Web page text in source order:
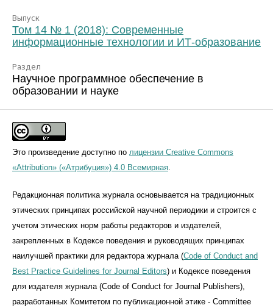
Выпуск
Том 14 № 1 (2018): Современные
информационные технологии и ИТ-образование
Раздел
Научное программное обеспечение в
образовании и науке
Это произведение доступно по лицензии Creative Commons
«Attribution» («Атрибуция») 4.0 Всемирная.
Редакционная политика журнала основывается на традиционных
этических принципах российской научной периодики и строится с
учетом этических норм работы редакторов и издателей,
закрепленных в Кодексе поведения и руководящих принципах
наилучшей практики для редактора журнала (Code of Conduct and
Best Practice Guidelines for Journal Editors) и Кодексе поведения
для издателя журнала (Code of Conduct for Journal Publishers),
разработанных Комитетом по публикационной этике - Committee